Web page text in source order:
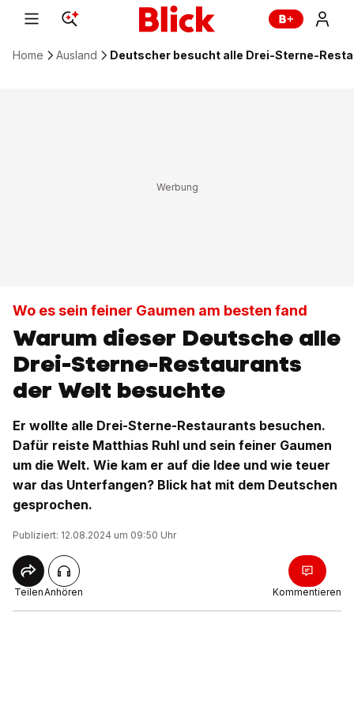
Home Ausland Deutscher besucht alle Drei-Sterne-
Wo es sein feiner Gaumen am besten fand
Warum dieser Deutsche alle
Drei-Sterne-Restaurants
der Welt besuchte
Er wollte alle Drei-Sterne-Restaurants besuchen.
Dafür reiste Matthias Ruhl und sein feiner Gaumen
um die Welt. Wie kam er auf die Idee und wie teuer
war das Unterfangen? Blick hat mit dem Deutschen
gesprochen.
Publiziert: 12.08.2024 um 09:50 Uhr
TeilenAnhören Kommentieren